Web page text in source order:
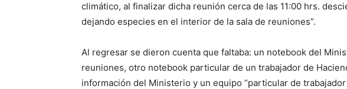
climático, al finalizar dicha reunión cerca de las 11:00 hrs.
dejando especies en el interior de la sala de reuniones”.
Al regresar se dieron cuenta que faltaba: un notebook del
reuniones, otro notebook particular de un trabajador de
información del Ministerio y un equipo “particular de